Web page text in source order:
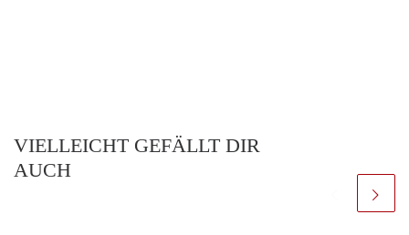
VIELLEICHT GEFÄLLT DIR
AUCH